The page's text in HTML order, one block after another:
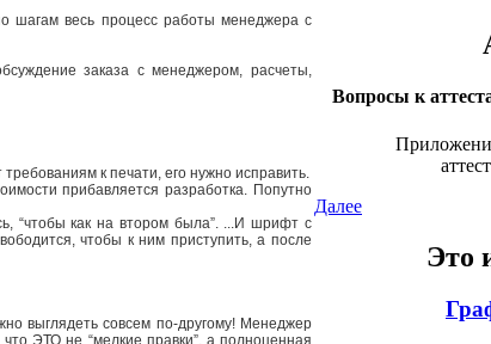
шагам весь процесс работы менеджера с
заказа с менеджером, расчеты,
к печати, его нужно исправить.
прибавляется разработка. Попутно
“чтобы как на втором была”. ...И шрифт с
чтобы к ним приступить, а после
выглядеть совсем по-другому! Менеджер
ЭТО не “мелкие правки”, а полноценная
Вопросы к
Далее
Это